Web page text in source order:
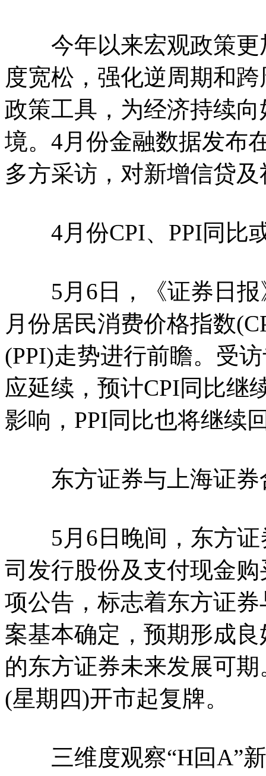
今年以来宏观政策更
度宽松，强化逆周期和
政策工具，为经济持续
境。4月份金融数据发布
多方采访，对新增信贷
4月份CPI、PPI同比
5月6日，《证券日报
月份居民消费价格指数
(PPI)走势进行前瞻。受
应延续，预计CPI同比继
影响，PPI同比也将继续
东方证券与上海证券
5月6日晚间，东方证
司发行股份及支付现金
项公告，标志着东方证
案基本确定，预期形成
的东方证券未来发展可
(星期四)开市起复牌。
三维度观察“H回A”